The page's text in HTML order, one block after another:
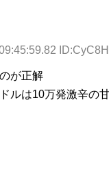
が正解
ルは10万発激辛の